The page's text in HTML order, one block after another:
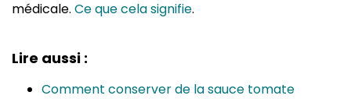
médicale. Ce que cela signifie.
Lire aussi :
Comment conserver de la sauce tomate